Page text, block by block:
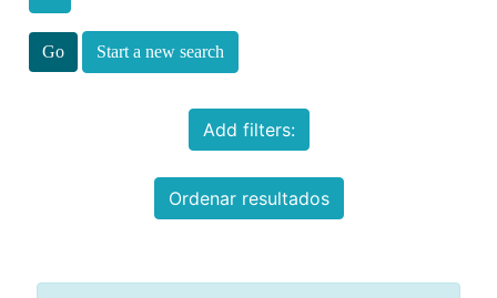
Start a new search
Add filters:
Ordenar resultados